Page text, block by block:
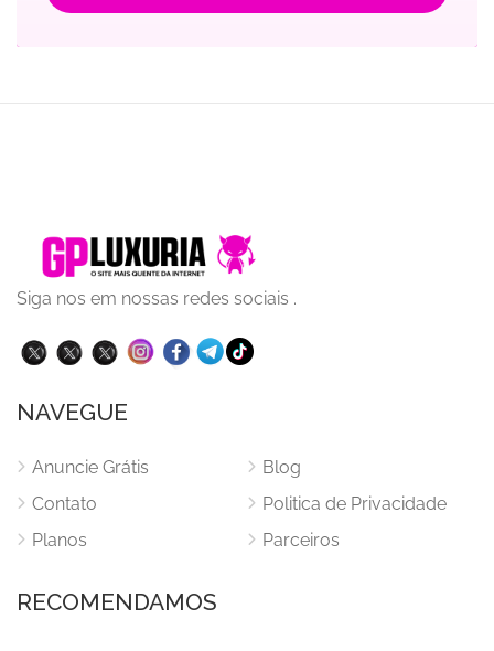
Siga nos em nossas redes sociais .
NAVEGUE
Anuncie Grátis
Contato
Planos
Blog
Politica de Privacidade
Parceiros
RECOMENDAMOS